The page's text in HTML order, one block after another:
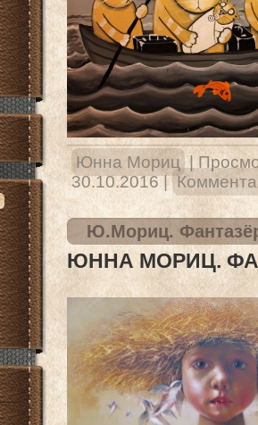
Юнна Мориц |
30.10.2016 |
Ю.Мориц.
ЮННА МОРИЦ.